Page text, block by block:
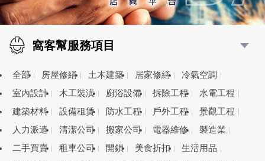
窩客幫服務項目
全部 房屋修繕 土木建築 居家修繕
冷氣空調
室內設計
木工裝潢 廚浴設備 拆除工程
水電工程
建築材料
設備租賃 防水工程 戶外工程
景觀工程
人力派遣
清潔公司 搬家公司 電器維修
製造業
二手買賣
租車公司 開鎖 美食折扣
生活用品